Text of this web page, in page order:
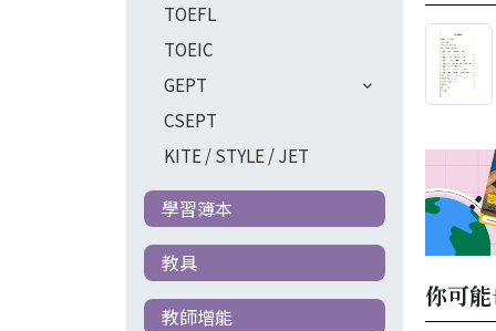
TOEFL
TOEIC
GEPT
CSEPT
KITE / STYLE / JET
學習簿本
教具
教師增能
你可